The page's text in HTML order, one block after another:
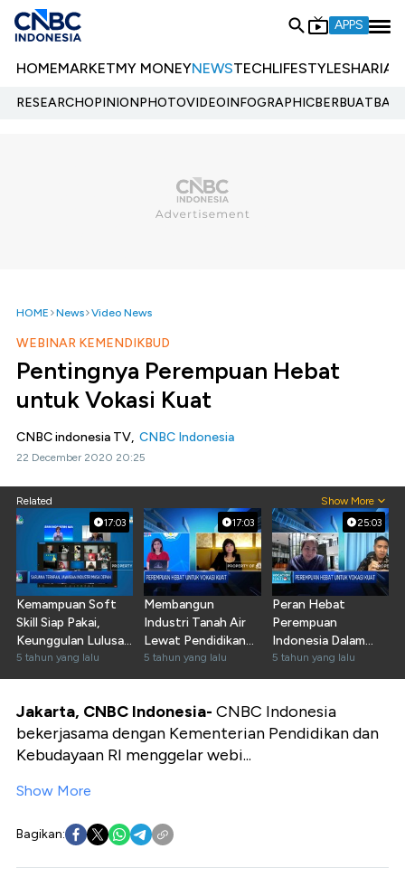
APPS
HOMEMARKETMY MONEYNEWSTECHLIFESTYLESHARIA
RESEARCHOPINIONPHOTOVIDEOINFOGRAPHIC
HOME News Video News
WEBINAR KEMENDIKBUD
Pentingnya Perempuan Hebat
untuk Vokasi Kuat
CNBC indonesia TV, CNBC Indonesia
22 December 2020 20:25
Related Show More
17:03
Kemampuan Soft
Skill Siap Pakai,
Keunggulan Lulusan
D4
5 tahun yang lalu
17:03
Membangun
Industri Tanah Air
Lewat Pendidikan
Vokasi
5 tahun yang lalu
25:03
Peran Hebat
Perempuan
Indonesia Dalam
Dunia Industri
5 tahun yang lalu
Jakarta, CNBC Indonesia- CNBC Indonesia
bekerjasama dengan Kementerian Pendidikan dan
Kebudayaan RI menggelar webi...
Show More
Bagikan: